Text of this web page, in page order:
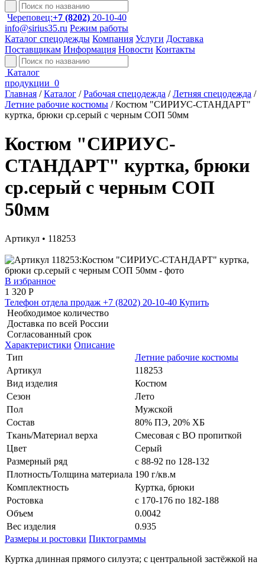
Череповец:+7 (8202) 20-10-40
info@sirius35.ru Режим работы
Каталог спецодежды Компания Услуги Доставка
Поставщикам Информация Новости Контакты
Каталог
продукции 0
Главная / Каталог / Рабочая спецодежда / Летняя спецодежда /
Летние рабочие костюмы / Костюм "СИРИУС-СТАНДАРТ"
куртка, брюки ср.серый с черным СОП 50мм
Костюм "СИРИУС-
СТАНДАРТ" куртка, брюки
ср.серый с черным СОП
50мм
Артикул • 118253
В избранное
1 320 Р
Телефон отдела продаж +7 (8202) 20-10-40 Купить
Необходимое количество
Доставка по всей России
Согласованный срок
Характеристики Описание
Тип
Летние рабочие костюмы
Артикул
118253
Вид изделия
Костюм
Сезон
Лето
Пол
Мужской
Состав
80% ПЭ, 20% ХБ
Ткань/Материал верха
Смесовая с ВО пропиткой
Цвет
Серый
Размерный ряд
с 88-92 по 128-132
Плотность/Толщина материала 190 г/кв.м
Комплектность
Куртка, брюки
Ростовка
с 170-176 по 182-188
Объем
0.0042
Вес изделия
0.935
Размеры и ростовки Пиктограммы
Куртка длинная прямого силуэта; с центральной застёжкой на